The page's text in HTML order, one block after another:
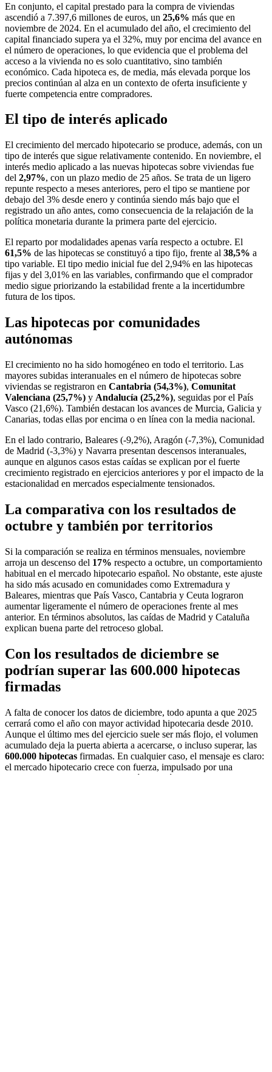
En conjunto, el capital prestado para la compra de viviendas
ascendió a 7.397,6 millones de euros, un 25,6% más que en
noviembre de 2024. En el acumulado del año, el crecimiento del
capital financiado supera ya el 32%, muy por encima del avance en
el número de operaciones, lo que evidencia que el problema del
acceso a la vivienda no es solo cuantitativo, sino también
económico. Cada hipoteca es, de media, más elevada porque los
precios continúan al alza en un contexto de oferta insuficiente y
fuerte competencia entre compradores.
El tipo de interés aplicado
El crecimiento del mercado hipotecario se produce, además, con un
tipo de interés que sigue relativamente contenido. En noviembre, el
interés medio aplicado a las nuevas hipotecas sobre viviendas fue
del 2,97%, con un plazo medio de 25 años. Se trata de un ligero
repunte respecto a meses anteriores, pero el tipo se mantiene por
debajo del 3% desde enero y continúa siendo más bajo que el
registrado un año antes, como consecuencia de la relajación de la
política monetaria durante la primera parte del ejercicio.
El reparto por modalidades apenas varía respecto a octubre. El
61,5% de las hipotecas se constituyó a tipo fijo, frente al 38,5% a
tipo variable. El tipo medio inicial fue del 2,94% en las hipotecas
fijas y del 3,01% en las variables, confirmando que el comprador
medio sigue priorizando la estabilidad frente a la incertidumbre
futura de los tipos.
Las hipotecas por comunidades
autónomas
El crecimiento no ha sido homogéneo en todo el territorio. Las
mayores subidas interanuales en el número de hipotecas sobre
viviendas se registraron en Cantabria (54,3%), Comunitat
Valenciana (25,7%) y Andalucía (25,2%), seguidas por el País
Vasco (21,6%). También destacan los avances de Murcia, Galicia y
Canarias, todas ellas por encima o en línea con la media nacional.
En el lado contrario, Baleares (-9,2%), Aragón (-7,3%), Comunidad
de Madrid (-3,3%) y Navarra presentan descensos interanuales,
aunque en algunos casos estas caídas se explican por el fuerte
crecimiento registrado en ejercicios anteriores y por el impacto de la
estacionalidad en mercados especialmente tensionados.
La comparativa con los resultados de
octubre y también por territorios
Si la comparación se realiza en términos mensuales, noviembre
arroja un descenso del 17% respecto a octubre, un comportamiento
habitual en el mercado hipotecario español. No obstante, este ajuste
ha sido más acusado en comunidades como Extremadura y
Baleares, mientras que País Vasco, Cantabria y Ceuta lograron
aumentar ligeramente el número de operaciones frente al mes
anterior. En términos absolutos, las caídas de Madrid y Cataluña
explican buena parte del retroceso global.
Con los resultados de diciembre se
podrían superar las 600.000 hipotecas
firmadas
A falta de conocer los datos de diciembre, todo apunta a que 2025
cerrará como el año con mayor actividad hipotecaria desde 2010.
Aunque el último mes del ejercicio suele ser más flojo, el volumen
acumulado deja la puerta abierta a acercarse, o incluso superar, las
600.000 hipotecas firmadas. En cualquier caso, el mensaje es claro:
el mercado hipotecario crece con fuerza, impulsado por una
demanda sostenida, una financiación todavía accesible y un